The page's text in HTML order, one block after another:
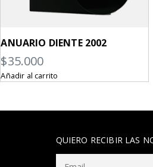
ANUARIO DIENTE 2002
$35.000
Añadir al carrito
QUIERO RECIBIR LAS